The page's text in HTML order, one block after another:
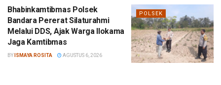
POLSEK
Bhabinkamtibmas Polsek
Bandara Pererat Silaturahmi
Melalui DDS, Ajak Warga Ilokama
Jaga Kamtibmas
BY ISMAYA ROSITA AGUSTUS 6, 2026